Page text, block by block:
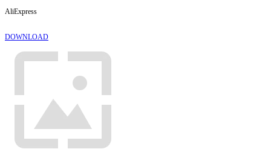
AliExpress
DOWNLOAD